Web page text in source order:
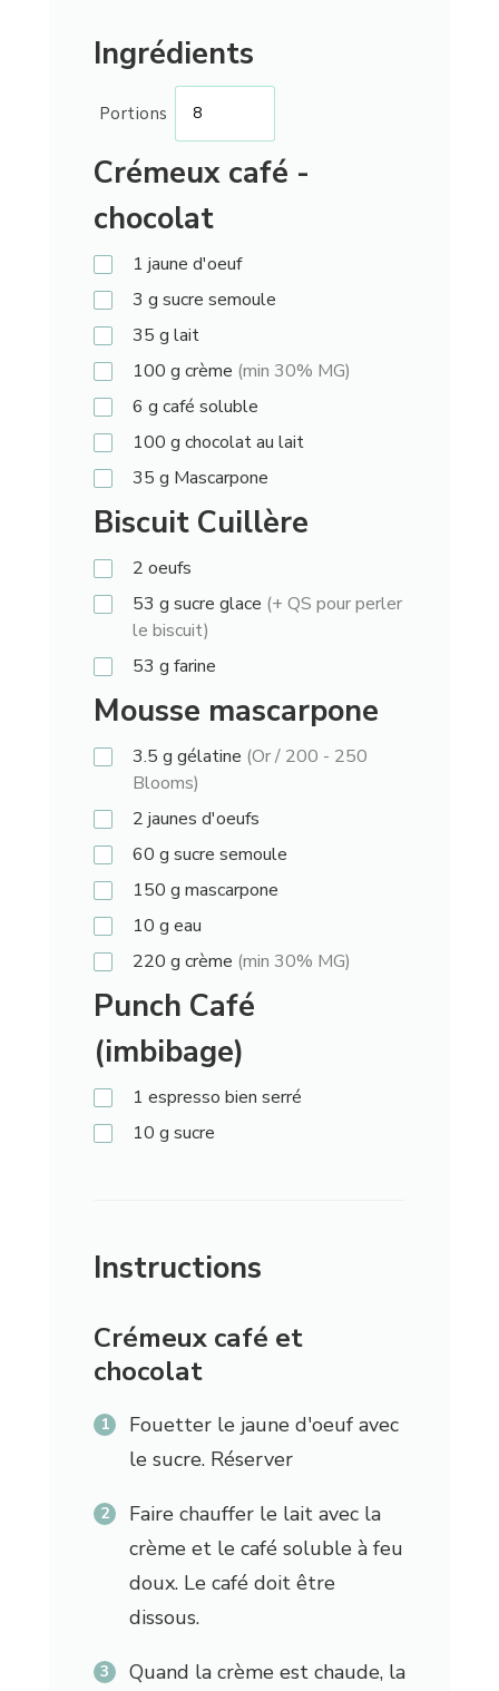
Ingrédients
Portions
Crémeux café -
chocolat
1 jaune d'oeuf
3 g sucre semoule
35 g lait
100 g crème (min 30% MG)
6 g café soluble
100 g chocolat au lait
35 g Mascarpone
Biscuit Cuillère
2 oeufs
53 g sucre glace (+ QS pour perler
le biscuit)
53 g farine
Mousse mascarpone
3.5 g gélatine (Or / 200 - 250
Blooms)
2 jaunes d'oeufs
60 g sucre semoule
150 g mascarpone
10 g eau
220 g crème (min 30% MG)
Punch Café
(imbibage)
1 espresso bien serré
10 g sucre
Instructions
Crémeux café et
chocolat
Fouetter le jaune d'oeuf avec
le sucre. Réserver
Faire chauffer le lait avec la
crème et le café soluble à feu
doux. Le café doit être
dissous.
Quand la crème est chaude, la